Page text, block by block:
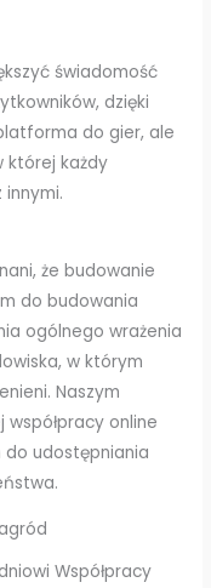
świadomość
dzięki
do gier, ale
której każdy
innymi.
że budowanie
do budowania
ogólnego wrażenia
w którym
Naszym
online
do udostępniania
Współpracy